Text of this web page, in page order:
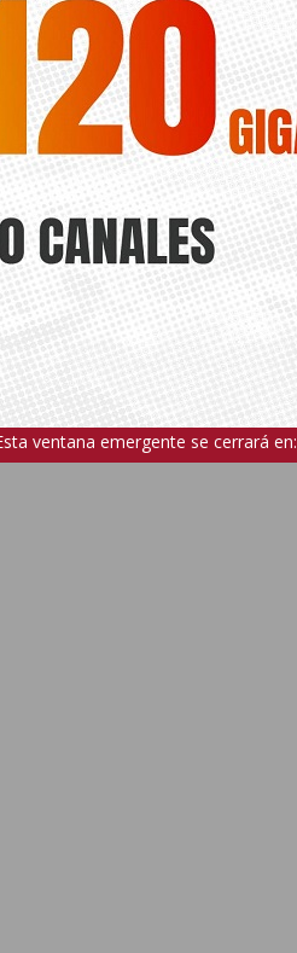
ventana emergente se cerrará en: